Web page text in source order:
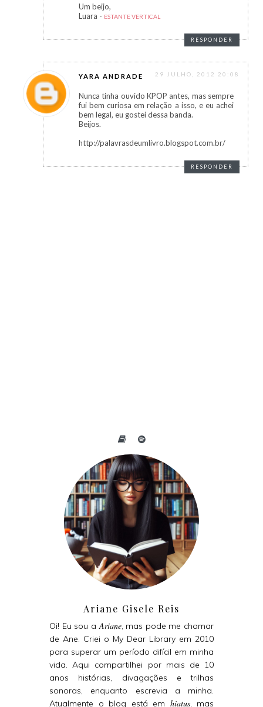
Um beijo,
Luara - ESTANTE VERTICAL
RESPONDER
YARA ANDRADE 29 JULHO, 2012 20:08
Nunca tinha ouvido KPOP antes, mas sempre
fui bem curiosa em relação a isso, e eu achei
bem legal, eu gostei dessa banda.
Beijos.
http://palavrasdeumlivro.blogspot.com.br/
RESPONDER
Ariane Gisele Reis
Oi! Eu sou aAriane, mas pode me chamar
de Ane. Criei o My Dear Library em 2010
para superar um período difícil em minha
vida. Aqui compartilhei por mais de 10
anos histórias, divagações e trilhas
sonoras, enquanto escrevia a minha.
Atualmente o blog está em hiatus, mas